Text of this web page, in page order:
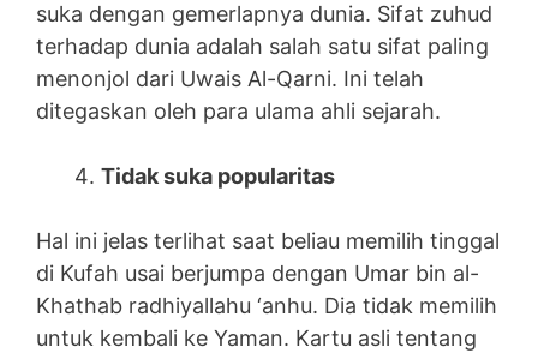
suka dengan gemerlapnya dunia. Sifat zuhud
terhadap dunia adalah salah satu sifat paling
menonjol dari Uwais Al-Qarni. Ini telah
ditegaskan oleh para ulama ahli sejarah.
Tidak suka popularitas
Hal ini jelas terlihat saat beliau memilih tinggal
di Kufah usai berjumpa dengan Umar bin al-
Khathab radhiyallahu ‘anhu. Dia tidak memilih
untuk kembali ke Yaman. Kartu asli tentang